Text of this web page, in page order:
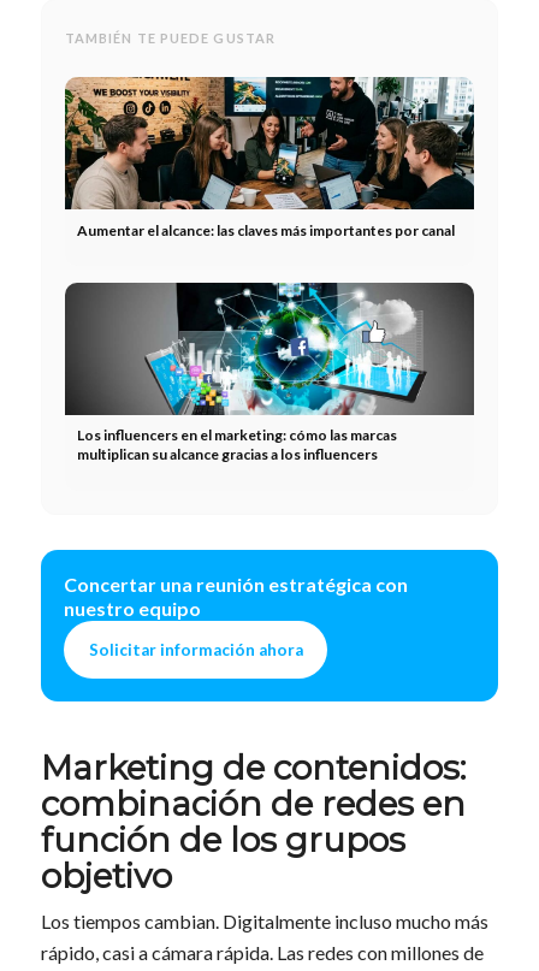
TAMBIÉN TE PUEDE GUSTAR
Aumentar el alcance: las claves más importantes por canal
Los influencers en el marketing: cómo las marcas
multiplican su alcance gracias a los influencers
Concertar una reunión estratégica con
nuestro equipo
Solicitar información ahora
Marketing de contenidos:
combinación de redes en
función de los grupos
objetivo
Los tiempos cambian. Digitalmente incluso mucho más
rápido, casi a cámara rápida. Las redes con millones de